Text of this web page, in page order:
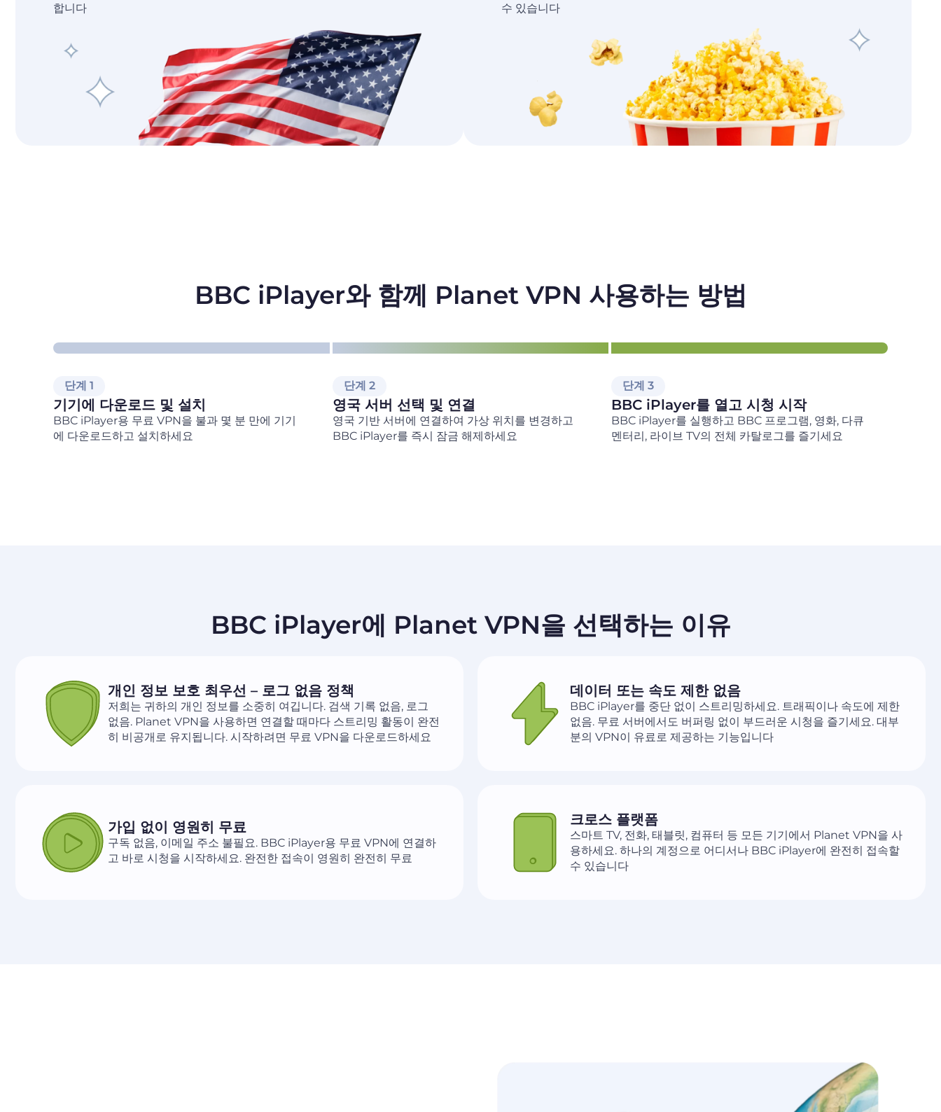
합니다
수 있습니다
BBC iPlayer와 함께 Planet VPN 사용하는 방법
단계 1
기기에 다운로드 및 설치
BBC iPlayer용 무료 VPN을 불과 몇 분 만에 기기
에 다운로드하고 설치하세요
단계 2
영국 서버 선택 및 연결
영국 기반 서버에 연결하여 가상 위치를 변경하고
BBC iPlayer를 즉시 잠금 해제하세요
단계 3
BBC iPlayer를 열고 시청 시작
BBC iPlayer를 실행하고 BBC 프로그램, 영화, 다큐
멘터리, 라이브 TV의 전체 카탈로그를 즐기세요
BBC iPlayer에 Planet VPN을 선택하는 이유
개인 정보 보호 최우선 – 로그 없음 정책
저희는 귀하의 개인 정보를 소중히 여깁니다. 검색 기록 없음, 로그
없음. Planet VPN을 사용하면 연결할 때마다 스트리밍 활동이 완전
히 비공개로 유지됩니다. 시작하려면 무료 VPN을 다운로드하세요
데이터 또는 속도 제한 없음
BBC iPlayer를 중단 없이 스트리밍하세요. 트래픽이나 속도에 제한
없음. 무료 서버에서도 버퍼링 없이 부드러운 시청을 즐기세요. 대부
분의 VPN이 유료로 제공하는 기능입니다
가입 없이 영원히 무료
구독 없음, 이메일 주소 불필요. BBC iPlayer용 무료 VPN에 연결하
고 바로 시청을 시작하세요. 완전한 접속이 영원히 완전히 무료
크로스 플랫폼
스마트 TV, 전화, 태블릿, 컴퓨터 등 모든 기기에서 Planet VPN을 사
용하세요. 하나의 계정으로 어디서나 BBC iPlayer에 완전히 접속할
수 있습니다